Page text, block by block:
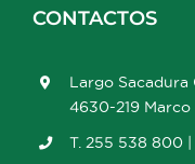
CONTACTOS
Largo Sacadura
4630-219 Marco
T. 255 538 800